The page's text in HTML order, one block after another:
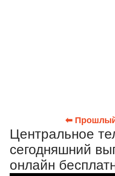
⬅
Центральное
сегодняшний
онлайн